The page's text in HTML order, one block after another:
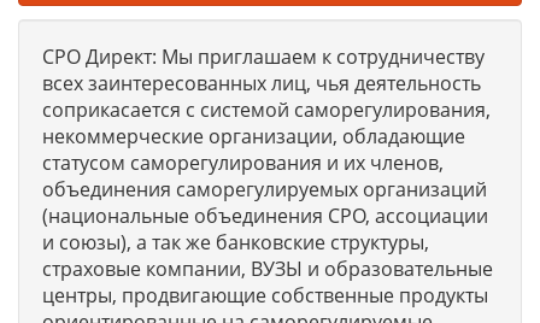
СРО Директ: Мы приглашаем к сотрудничеству
всех заинтересованных лиц, чья деятельность
соприкасается с системой саморегулирования,
некоммерческие организации, обладающие
статусом саморегулирования и их членов,
объединения саморегулируемых организаций
(национальные объединения СРО, ассоциации
и союзы), а так же банковские структуры,
страховые компании, ВУЗЫ и образовательные
центры, продвигающие собственные продукты